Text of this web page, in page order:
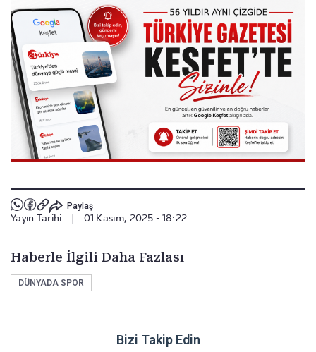
Paylaş
Yayın Tarihi 01 Kasım, 2025 - 18:22
Haberle İlgili Daha Fazlası
DÜNYADA SPOR
Bizi Takip Edin